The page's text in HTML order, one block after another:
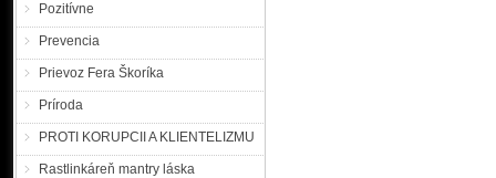
Pozitívne
Prevencia
Prievoz Fera Škoríka
Príroda
PROTI KORUPCII A KLIENTELIZMU
Rastlinkáreň mantry láska